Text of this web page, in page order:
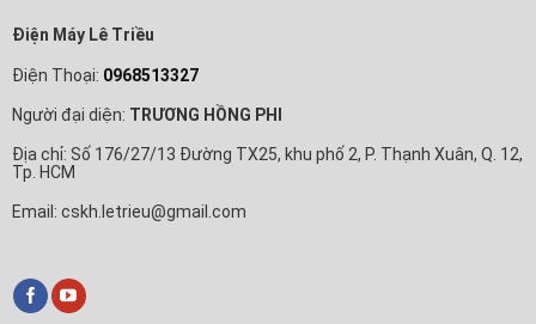
Điện Máy Lê Triều
Điện Thoại: 0968513327
Người đại diện: TRƯƠNG HỒNG PHI
Địa chỉ: Số 176/27/13 Đường TX25, khu phố 2, P. Thạnh Xuân, Q. 12,
Tp. HCM
Email: cskh.letrieu@gmail.com